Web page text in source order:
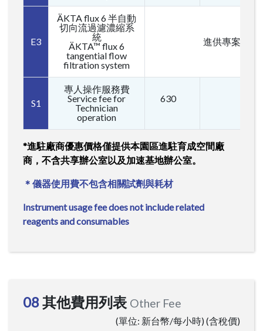
E3
ÄKTA flux 6 半自動
切向流過濾濃縮系
統
ÄKTA™ flux 6
tangential flow
filtration system
進供專案服務
S1
專人操作服務費
Service fee for
Technician
operation
630
*進駐廠商優惠價格僅提供本園區進駐育成空間廠
商，不含共享辦公室以及加速基地辦公室。
＊儀器使用費不包含相關試劑與耗材
Instrument usage fee does not include related
reagents and consumables
08其他費用列表 Other Fee
(單位: 新台幣/每小時) (含稅價)